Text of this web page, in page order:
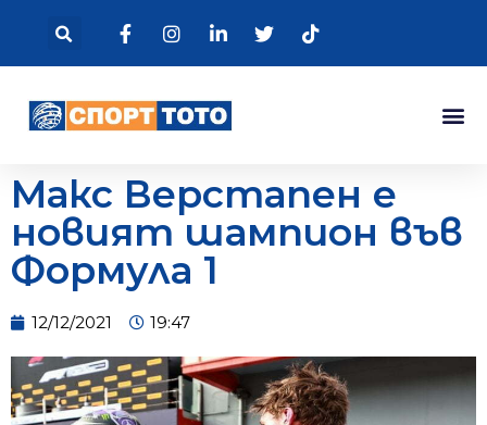
Макс Верстапен е
новият шампион във
Формула 1
12/12/2021 19:47